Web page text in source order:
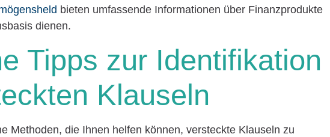
bieten umfassende Informationen über Finanzprodukte
dienen.
Tipps zur Identifikation
Klauseln
Methoden, die Ihnen helfen können, versteckte Klauseln zu